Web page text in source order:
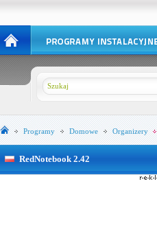
Programy Domowe Organizery
RedNotebook 2.42